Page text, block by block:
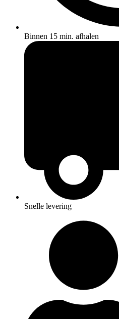
Binnen 15 min. afhalen
Snelle levering